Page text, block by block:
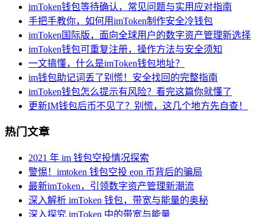
imToken钱包等待确认，常见问题与实用应对指南
手把手教你，如何用imToken制作安全冷钱包
imToken国际版，面向全球用户的数字资产管理新选择
imToken钱包可重复注册，操作方法与安全须知
一文搞懂，什么是imToken钱包地址？
im钱包助记词丢了别慌！安全找回的完整指南
imToken钱包怎么提示有风险？看完这篇你就懂了
更新IM钱包后币不见了？别慌，这几个地方先自查！
热门文章
2021 年 im 钱包空投情况探索
警惕！imtoken 钱包空投 eon 币背后的骗局
最新imToken，引领数字资产管理新潮流
深入解析 imToken 钱包，带宽与能量的奥秘
深入探究 imToken 中的带宽与能量